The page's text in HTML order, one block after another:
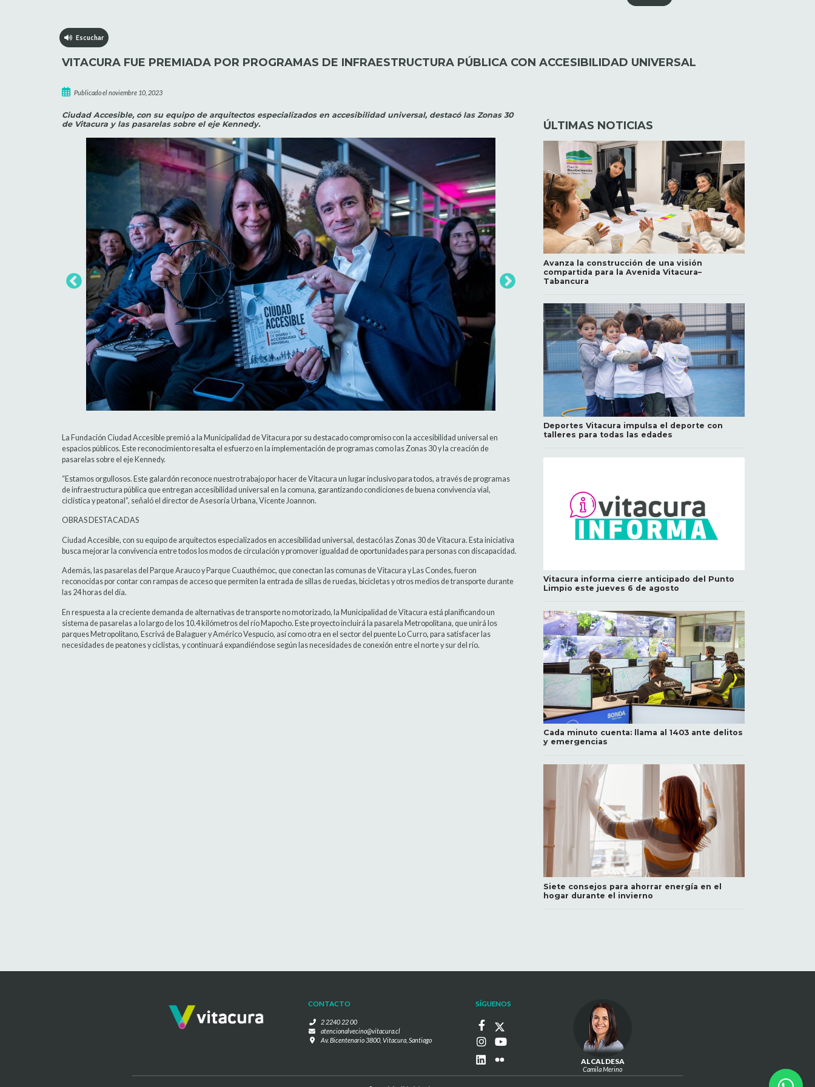
Escuchar
VITACURA FUE PREMIADA POR PROGRAMAS DE INFRAESTRUCTURA PÚBLICA CON ACCESIBILIDAD UNIVERSAL
Publicado el noviembre 10, 2023
Ciudad Accesible, con su equipo de arquitectos especializados en accesibilidad universal, destacó las Zonas 30
de Vitacura y las pasarelas sobre el eje Kennedy.
La Fundación Ciudad Accesible premió a la Municipalidad de Vitacura por su destacado compromiso con la accesibilidad universal en
espacios públicos. Este reconocimiento resalta el esfuerzo en la implementación de programas como las Zonas 30 y la creación de
pasarelas sobre el eje Kennedy.
“Estamos orgullosos. Este galardón reconoce nuestro trabajo por hacer de Vitacura un lugar inclusivo para todos, a través de programas
de infraestructura pública que entregan accesibilidad universal en la comuna, garantizando condiciones de buena convivencia vial,
ciclística y peatonal”, señaló el director de Asesoría Urbana, Vicente Joannon.
OBRAS DESTACADAS
Ciudad Accesible, con su equipo de arquitectos especializados en accesibilidad universal, destacó las Zonas 30 de Vitacura. Esta iniciativa
busca mejorar la convivencia entre todos los modos de circulación y promover igualdad de oportunidades para personas con discapacidad.
Además, las pasarelas del Parque Arauco y Parque Cuauthémoc, que conectan las comunas de Vitacura y Las Condes, fueron
reconocidas por contar con rampas de acceso que permiten la entrada de sillas de ruedas, bicicletas y otros medios de transporte durante
las 24 horas del día.
En respuesta a la creciente demanda de alternativas de transporte no motorizado, la Municipalidad de Vitacura está planificando un
sistema de pasarelas a lo largo de los 10.4 kilómetros del río Mapocho. Este proyecto incluirá la pasarela Metropolitana, que unirá los
parques Metropolitano, Escrivá de Balaguer y Américo Vespucio, así como otra en el sector del puente Lo Curro, para satisfacer las
necesidades de peatones y ciclistas, y continuará expandiéndose según las necesidades de conexión entre el norte y sur del río.
ÚLTIMAS NOTICIAS
Avanza la construcción de una visión
compartida para la Avenida Vitacura–
Tabancura
Deportes Vitacura impulsa el deporte con
talleres para todas las edades
Vitacura informa cierre anticipado del Punto
Limpio este jueves 6 de agosto
Cada minuto cuenta: llama al 1403 ante delitos
y emergencias
Siete consejos para ahorrar energía en el
hogar durante el invierno
CONTACTO
2 2240 22 00
atencionalvecino@vitacura.cl
Av. Bicentenario 3800, Vitacura, Santiago
SÍGUENOS
ALCALDESA
Camila Merino